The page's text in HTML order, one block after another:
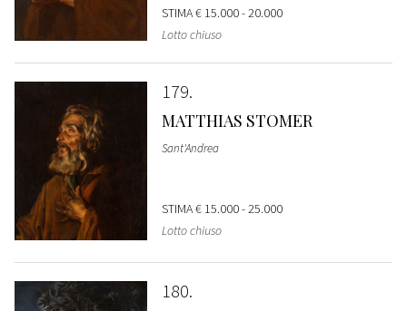
STIMA€ 15.000 - 20.000
Lotto chiuso
179
MATTHIAS STOMER
Sant'Andrea
STIMA€ 15.000 - 25.000
Lotto chiuso
180